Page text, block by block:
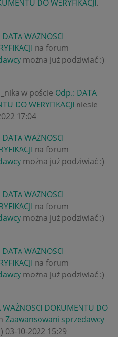
DO WERYFIKACJI.
WAŻNOSCI
na forum
można już podziwiać :)
w poście Odp.: DATA
DO WERYFIKACJI niesie
17:04
WAŻNOSCI
na forum
można już podziwiać :)
WAŻNOSCI
na forum
można już podziwiać :)
WAŻNOSCI
na forum
można już podziwiać :)
WAŻNOSCI DOKUMENTU DO
Zaawansowani sprzedawcy
‎03-10-2022 15:29